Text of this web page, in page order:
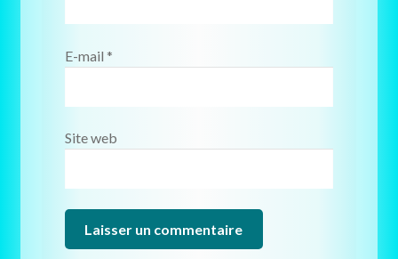
E-mail *
Site web